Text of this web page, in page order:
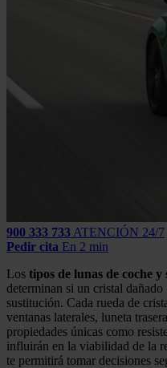
900 333 733 ATENCIÓN 24/7
Pedir cita En 2 min
Los tipos de lunas de coche
determinan si un cristal dañado
sustitución. Cada rueda de
ventanas laterales, luneta
propiedades únicas como
influirán en la viabilidad de la
te permitirá tomar decisiones